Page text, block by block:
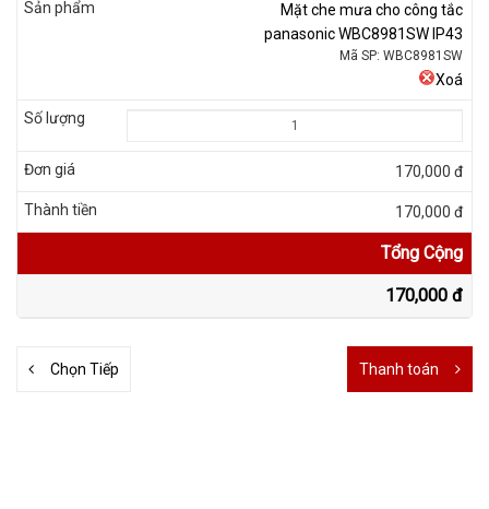
Mặt che mưa cho công tắc
panasonic WBC8981SW IP43
Mã SP: WBC8981SW
Xoá
170,000 đ
170,000 đ
Tổng Cộng
170,000 đ
Chọn Tiếp Thanh toán